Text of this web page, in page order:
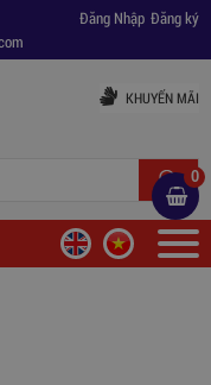
Đăng ký
Đăng Nhập
KHUYẾN MÃI
0